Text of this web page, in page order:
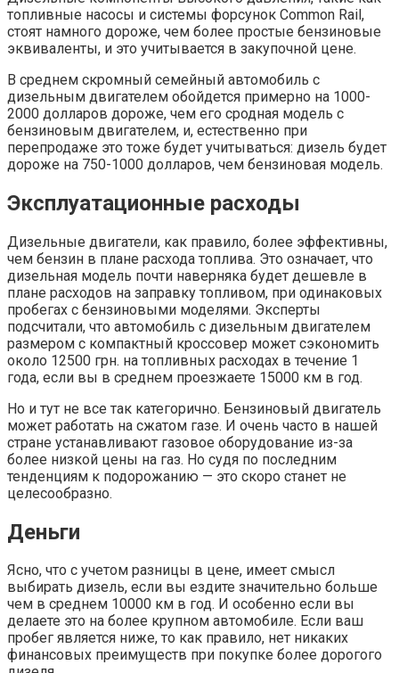
топливные насосы и системы форсунок Common Rail,
стоят намного дороже, чем более простые бензиновые
эквиваленты, и это учитывается в закупочной цене.
В среднем скромный семейный автомобиль с
дизельным двигателем обойдется примерно на 1000-
2000 долларов дороже, чем его сродная модель с
бензиновым двигателем, и, естественно при
перепродаже это тоже будет учитываться: дизель будет
дороже на 750-1000 долларов, чем бензиновая модель.
Эксплуатационные расходы
Дизельные двигатели, как правило, более эффективны,
чем бензин в плане расхода топлива. Это означает, что
дизельная модель почти наверняка будет дешевле в
плане расходов на заправку топливом, при одинаковых
пробегах с бензиновыми моделями. Эксперты
подсчитали, что автомобиль с дизельным двигателем
размером с компактный кроссовер может сэкономить
около 12500 грн. на топливных расходах в течение 1
года, если вы в среднем проезжаете 15000 км в год.
Но и тут не все так категорично. Бензиновый двигатель
может работать на сжатом газе. И очень часто в нашей
стране устанавливают газовое оборудование из-за
более низкой цены на газ. Но судя по последним
тенденциям к подорожанию — это скоро станет не
целесообразно.
Деньги
Ясно, что с учетом разницы в цене, имеет смысл
выбирать дизель, если вы ездите значительно больше
чем в среднем 10000 км в год. И особенно если вы
делаете это на более крупном автомобиле. Если ваш
пробег является ниже, то как правило, нет никаких
финансовых преимуществ при покупке более дорогого